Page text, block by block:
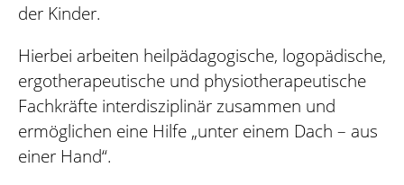
der Kinder.
Hierbei arbeiten heilpädagogische, logopädische,
ergotherapeutische und physiotherapeutische
Fachkräfte interdisziplinär zusammen und
ermöglichen eine Hilfe „unter einem Dach – aus
einer Hand“.